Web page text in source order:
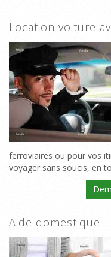
Location voiture
ferroviaires ou pour vos
voyager sans soucis, en
Aide domestique